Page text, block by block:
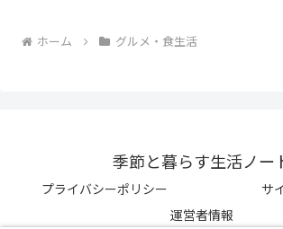
ホーム グルメ・食生活
季節と暮らす生活ノー
プライバシーポリシー
サ
運営者情報